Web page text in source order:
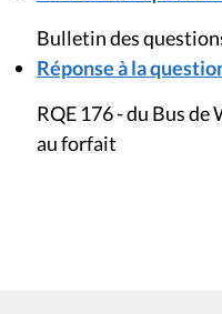
Bulletin des
Réponse à la
RQE 176 - du Bus
au forfait